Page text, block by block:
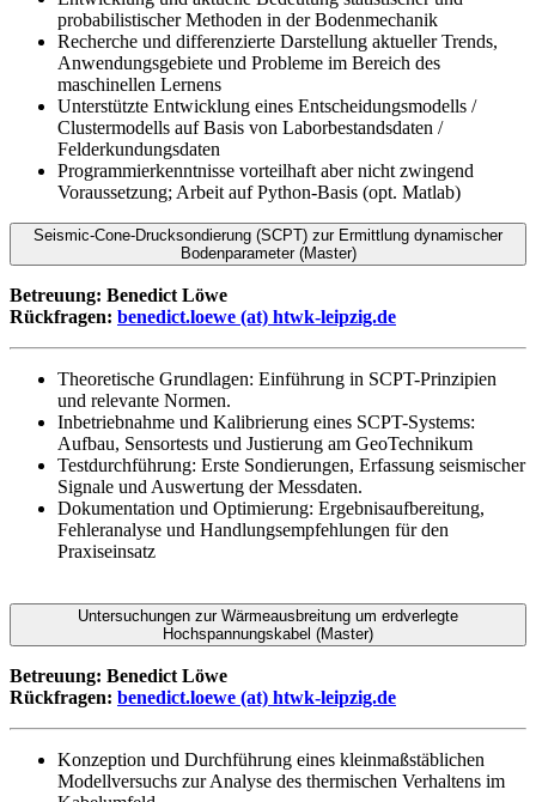
probabilistischer Methoden in der Bodenmechanik
Recherche und differenzierte Darstellung aktueller Trends,
Anwendungsgebiete und Probleme im Bereich des
maschinellen Lernens
Unterstützte Entwicklung eines Entscheidungsmodells /
Clustermodells auf Basis von Laborbestandsdaten /
Felderkundungsdaten
Programmierkenntnisse vorteilhaft aber nicht zwingend
Voraussetzung; Arbeit auf Python-Basis (opt. Matlab)
Seismic-Cone-Drucksondierung (SCPT) zur Ermittlung dynamischer
Bodenparameter (Master)
Betreuung: Benedict Löwe
Rückfragen: benedict.loewe (at) htwk-leipzig.de
Theoretische Grundlagen: Einführung in SCPT-Prinzipien
und relevante Normen.
Inbetriebnahme und Kalibrierung eines SCPT-Systems:
Aufbau, Sensortests und Justierung am GeoTechnikum
Testdurchführung: Erste Sondierungen, Erfassung seismischer
Signale und Auswertung der Messdaten.
Dokumentation und Optimierung: Ergebnisaufbereitung,
Fehleranalyse und Handlungsempfehlungen für den
Praxiseinsatz
Untersuchungen zur Wärmeausbreitung um erdverlegte
Hochspannungskabel (Master)
Betreuung: Benedict Löwe
Rückfragen: benedict.loewe (at) htwk-leipzig.de
Konzeption und Durchführung eines kleinmaßstäblichen
Modellversuchs zur Analyse des thermischen Verhaltens im